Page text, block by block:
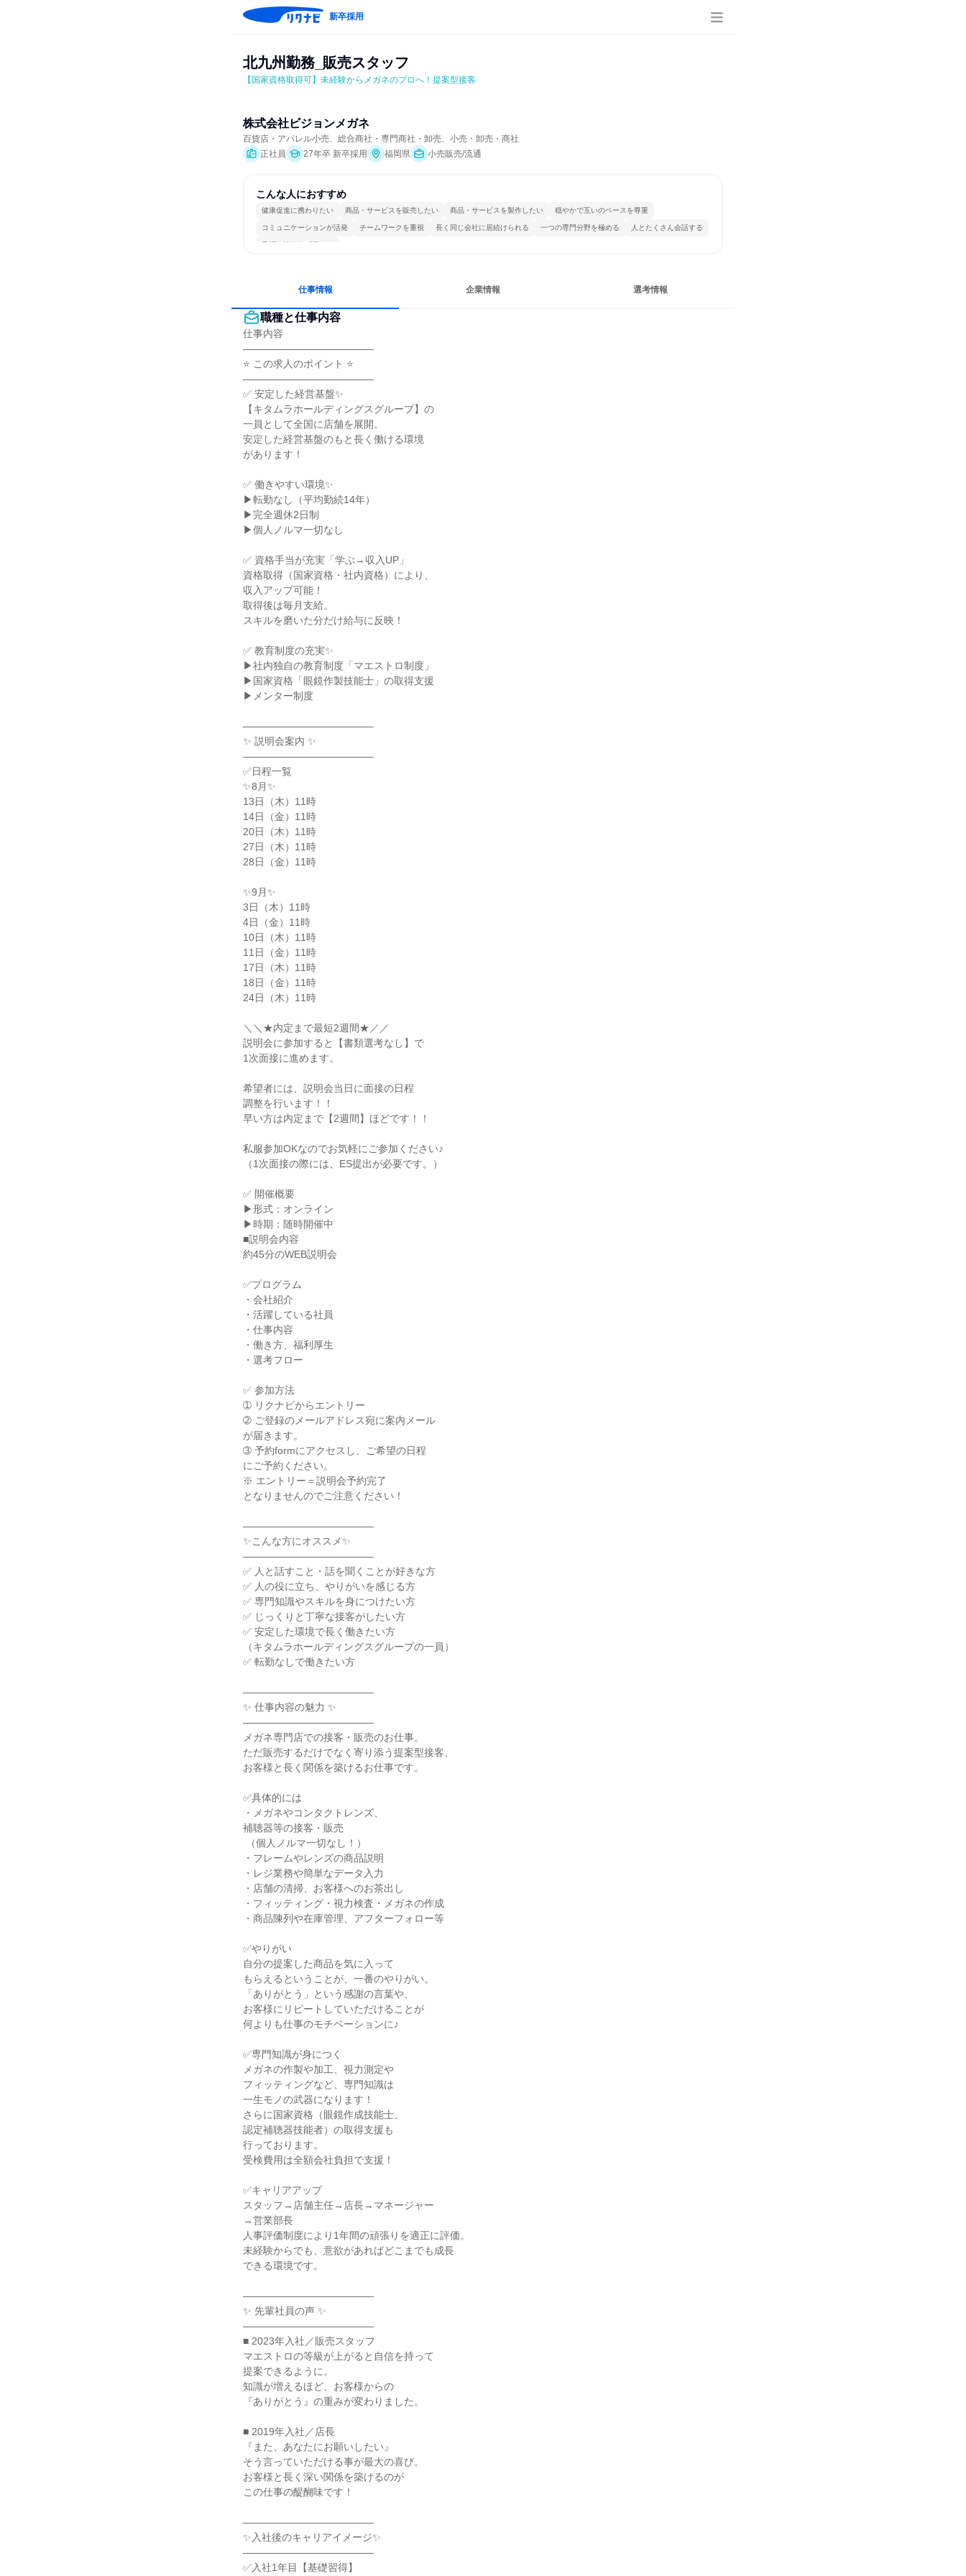
新卒採用
北九州勤務_販売スタッフ
【国家資格取得可】未経験からメガネのプロへ！提案型接客
株式会社ビジョンメガネ
百貨店・アパレル小売、総合商社・専門商社・卸売、小売・卸売・商社
正社員
27年卒 新卒採用 福岡県 小売販売/流通
こんな人におすすめ
健康促進に携わりたい 商品・サービスを販売したい 商品・サービスを製作したい 穏やかで互いのペースを尊重
コミュニケーションが活発 チームワークを重視 長く同じ会社に居続けられる 一つの専門分野を極める 人とたくさん会話する
目標に追われず働ける
仕事情報 企業情報 選考情報
職種と仕事内容
仕事内容
―――――――――――――
⭐ この求人のポイント ⭐
―――――――――――――
✅ 安定した経営基盤✨
【キタムラホールディングスグループ】の
一員として全国に店舗を展開。
安定した経営基盤のもと長く働ける環境
があります！
✅ 働きやすい環境✨
▶転勤なし（平均勤続14年）
▶完全週休2日制
▶個人ノルマ一切なし
✅ 資格手当が充実「学ぶ→収入UP」
資格取得（国家資格・社内資格）により、
収入アップ可能！
取得後は毎月支給。
スキルを磨いた分だけ給与に反映！
✅ 教育制度の充実✨
▶社内独自の教育制度「マエストロ制度」
▶国家資格「眼鏡作製技能士」の取得支援
▶メンター制度
―――――――――――――
✨ 説明会案内 ✨
―――――――――――――
✅日程一覧
✨8月✨
13日（木）11時
14日（金）11時
20日（木）11時
27日（木）11時
28日（金）11時
✨9月✨
3日（木）11時
4日（金）11時
10日（木）11時
11日（金）11時
17日（木）11時
18日（金）11時
24日（木）11時
＼＼★内定まで最短2週間★／／
説明会に参加すると【書類選考なし】で
1次面接に進めます。
希望者には、説明会当日に面接の日程
調整を行います！！
早い方は内定まで【2週間】ほどです！！
私服参加OKなのでお気軽にご参加ください♪
（1次面接の際には、ES提出が必要です。）
✅ 開催概要
▶形式：オンライン
▶時期：随時開催中
■説明会内容
約45分のWEB説明会
✅プログラム
・会社紹介
・活躍している社員
・仕事内容
・働き方、福利厚生
・選考フロー
✅ 参加方法
➀ リクナビからエントリー
➁ ご登録のメールアドレス宛に案内メール
が届きます。
➂ 予約formにアクセスし、ご希望の日程
にご予約ください。
※ エントリー＝説明会予約完了
となりませんのでご注意ください！
―――――――――――――
✨こんな方にオススメ✨
―――――――――――――
✅ 人と話すこと・話を聞くことが好きな方
✅ 人の役に立ち、やりがいを感じる方
✅ 専門知識やスキルを身につけたい方
✅ じっくりと丁寧な接客がしたい方
✅ 安定した環境で長く働きたい方
（キタムラホールディングスグループの一員）
✅ 転勤なしで働きたい方
―――――――――――――
✨ 仕事内容の魅力 ✨
―――――――――――――
メガネ専門店での接客・販売のお仕事。
ただ販売するだけでなく寄り添う提案型接客、
お客様と長く関係を築けるお仕事です。
✅具体的には
・メガネやコンタクトレンズ、
補聴器等の接客・販売
・フレームやレンズの商品説明
・レジ業務や簡単なデータ入力
・店舗の清掃、お客様へのお茶出し
・フィッティング・視力検査・メガネの作成
・商品陳列や在庫管理、アフターフォロー等
✅やりがい
自分の提案した商品を気に入って
もらえるということが、一番のやりがい。
「ありがとう」という感謝の言葉や、
お客様にリピートしていただけることが
何よりも仕事のモチベーションに♪
✅専門知識が身につく
メガネの作製や加工、視力測定や
フィッティングなど、専門知識は
一生モノの武器になります！
さらに国家資格（眼鏡作成技能士、
認定補聴器技能者）の取得支援も
行っております。
受検費用は全額会社負担で支援！
✅キャリアアップ
スタッフ→店舗主任→店長→マネージャー
→営業部長
人事評価制度により1年間の頑張りを適正に評価。
未経験からでも、意欲があればどこまでも成長
できる環境です。
―――――――――――――
✨ 先輩社員の声 ✨
―――――――――――――
■ 2023年入社／販売スタッフ
マエストロの等級が上がると自信を持って
提案できるように。
知識が増えるほど、お客様からの
『ありがとう』の重みが変わりました。
■ 2019年入社／店長
『また、あなたにお願いしたい』
そう言っていただける事が最大の喜び。
お客様と長く深い関係を築けるのが
この仕事の醍醐味です！
―――――――――――――
✨入社後のキャリアイメージ✨
―――――――――――――
✅入社1年目【基礎習得】